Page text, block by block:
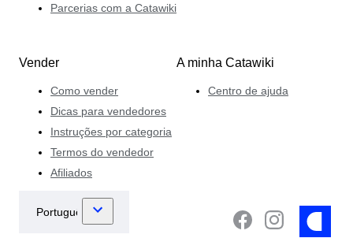
Parcerias com a Catawiki
Vender
Como vender
Dicas para vendedores
Instruções por categoria
Termos do vendedor
Afiliados
A minha Catawiki
Centro de ajuda